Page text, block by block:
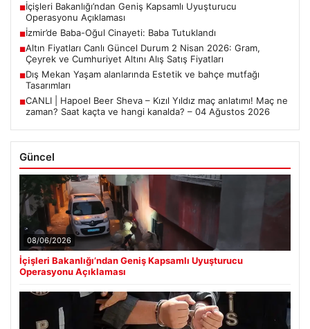
■İçişleri Bakanlığı’ndan Geniş Kapsamlı Uyuşturucu
Operasyonu Açıklaması
■İzmir’de Baba-Oğul Cinayeti: Baba Tutuklandı
■Altın Fiyatları Canlı Güncel Durum 2 Nisan 2026: Gram,
Çeyrek ve Cumhuriyet Altını Alış Satış Fiyatları
■Dış Mekan Yaşam alanlarında Estetik ve bahçe mutfağı
Tasarımları
■CANLI | Hapoel Beer Sheva – Kızıl Yıldız maç anlatımı! Maç ne
zaman? Saat kaçta ve hangi kanalda? – 04 Ağustos 2026
Güncel
08/06/2026
İçişleri Bakanlığı’ndan Geniş Kapsamlı Uyuşturucu
Operasyonu Açıklaması